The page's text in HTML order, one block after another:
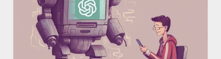
precies?
menselijke